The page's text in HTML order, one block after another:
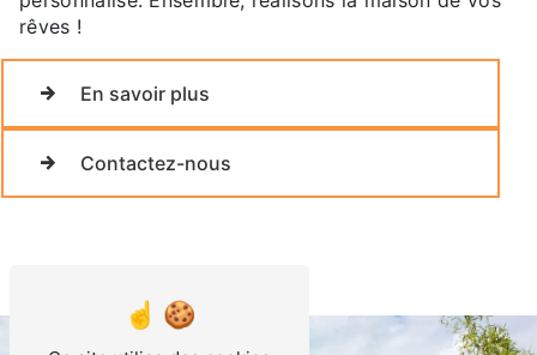
rêves !
En savoir plus
Contactez-nous